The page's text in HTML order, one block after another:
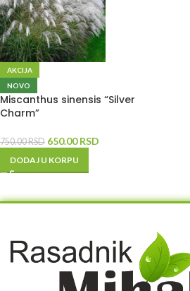
AKCIJA
NOVO
Miscanthus sinensis “Silver
Charm”
750.00RSD 650.00RSD
DODAJ U KORPU